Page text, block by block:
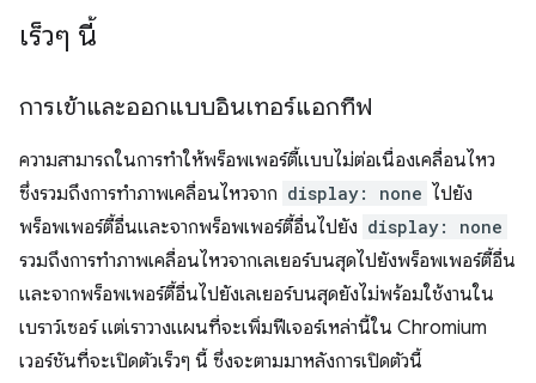
เร็วๆ นี้
การเข้าและออกแบบอินเทอร์แอกทีฟ
ความสามารถในการทำให้พร็อพเพอร์ตี้แบบไม่ต่อเนื่องเคลื่อนไหว
ซึ่งรวมถึงการทำภาพเคลื่อนไหวจาก display: none ไปยัง
พร็อพเพอร์ตี้อื่นและจากพร็อพเพอร์ตี้อื่นไปยัง display: none
รวมถึงการทำภาพเคลื่อนไหวจากเลเยอร์บนสุดไปยังพร็อพเพอร์ตี้อื่น
และจากพร็อพเพอร์ตี้อื่นไปยังเลเยอร์บนสุดยังไม่พร้อมใช้งานใน
เบราว์เซอร์ แต่เราวางแผนที่จะเพิ่มฟีเจอร์เหล่านี้ใน Chromium
เวอร์ชันที่จะเปิดตัวเร็วๆ นี้ ซึ่งจะตามมาหลังการเปิดตัวนี้